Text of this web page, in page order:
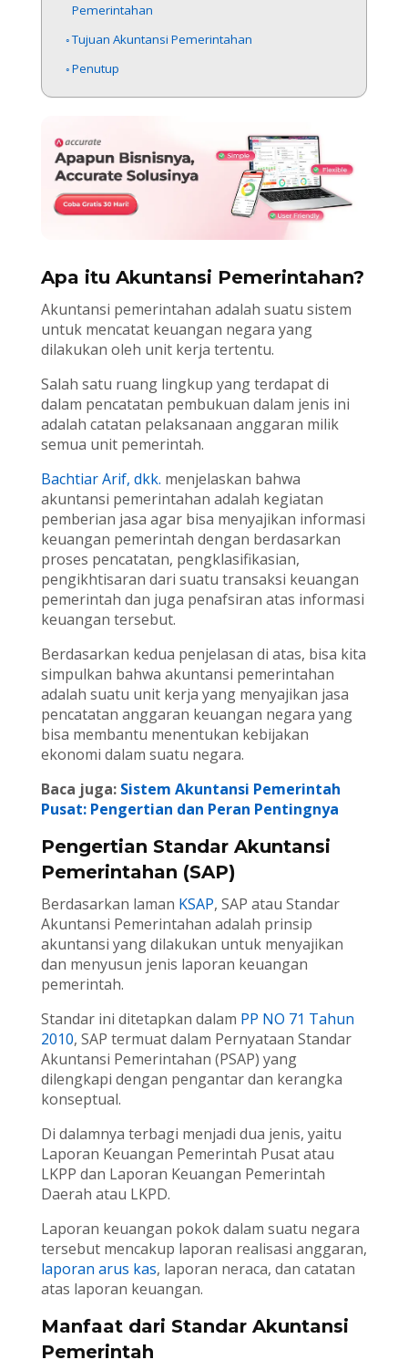
Pemerintahan
Tujuan Akuntansi Pemerintahan
Penutup
Apa itu Akuntansi Pemerintahan?
Akuntansi pemerintahan adalah suatu sistem
untuk mencatat keuangan negara yang
dilakukan oleh unit kerja tertentu.
Salah satu ruang lingkup yang terdapat di
dalam pencatatan pembukuan dalam jenis ini
adalah catatan pelaksanaan anggaran milik
semua unit pemerintah.
Bachtiar Arif, dkk. menjelaskan bahwa
akuntansi pemerintahan adalah kegiatan
pemberian jasa agar bisa menyajikan informasi
keuangan pemerintah dengan berdasarkan
proses pencatatan, pengklasifikasian,
pengikhtisaran dari suatu transaksi keuangan
pemerintah dan juga penafsiran atas informasi
keuangan tersebut.
Berdasarkan kedua penjelasan di atas, bisa kita
simpulkan bahwa akuntansi pemerintahan
adalah suatu unit kerja yang menyajikan jasa
pencatatan anggaran keuangan negara yang
bisa membantu menentukan kebijakan
ekonomi dalam suatu negara.
Baca juga: Sistem Akuntansi Pemerintah
Pusat: Pengertian dan Peran Pentingnya
Pengertian Standar Akuntansi
Pemerintahan (SAP)
Berdasarkan laman KSAP, SAP atau Standar
Akuntansi Pemerintahan adalah prinsip
akuntansi yang dilakukan untuk menyajikan
dan menyusun jenis laporan keuangan
pemerintah.
Standar ini ditetapkan dalam PP NO 71 Tahun
2010, SAP termuat dalam Pernyataan Standar
Akuntansi Pemerintahan (PSAP) yang
dilengkapi dengan pengantar dan kerangka
konseptual.
Di dalamnya terbagi menjadi dua jenis, yaitu
Laporan Keuangan Pemerintah Pusat atau
LKPP dan Laporan Keuangan Pemerintah
Daerah atau LKPD.
Laporan keuangan pokok dalam suatu negara
tersebut mencakup laporan realisasi anggaran,
laporan arus kas, laporan neraca, dan catatan
atas laporan keuangan.
Manfaat dari Standar Akuntansi
Pemerintah